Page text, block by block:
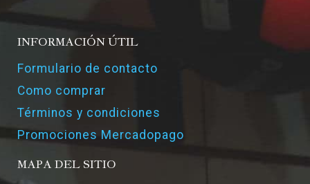
INFORMACIÓN ÚTIL
Formulario de contacto
Como comprar
Términos y condiciones
Promociones Mercadopago
MAPA DEL SITIO